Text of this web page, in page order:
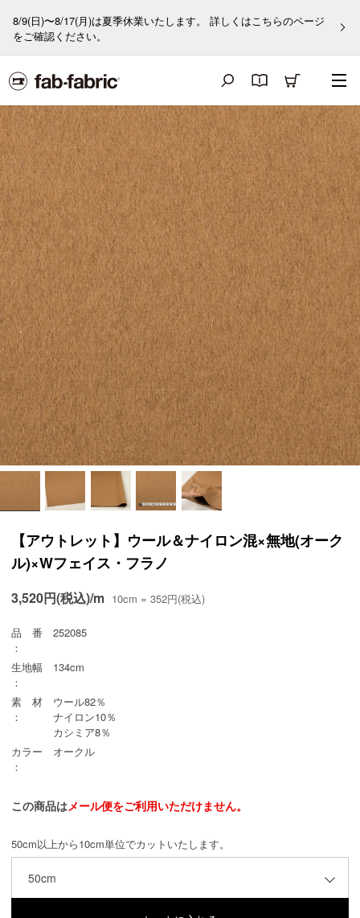
8/9(日)〜8/17(月)は夏季休業いたします。 詳しくはこちらのページ
をご確認ください。
【アウトレット】ウール＆ナイロン混×無地(オーク
ル)×Wフェイス・フラノ
3,520円(税込)/m 10cm = 352円(税込)
品 番
：
252085
生地幅
：
134cm
素 材
：
ウール82％
ナイロン10％
カシミア8％
カラー
：
オークル
この商品はメール便をご利用いただけません。
50cm以上から10cm単位でカットいたします。
50cm